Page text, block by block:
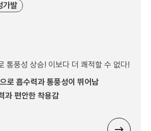
가발
통풍성 상승! 이보다 더 쾌적할 수 없다!
로 흡수력과 통풍성이 뛰어남
과 편안한 착용감